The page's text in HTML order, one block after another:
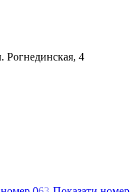
Рогнединская, 4